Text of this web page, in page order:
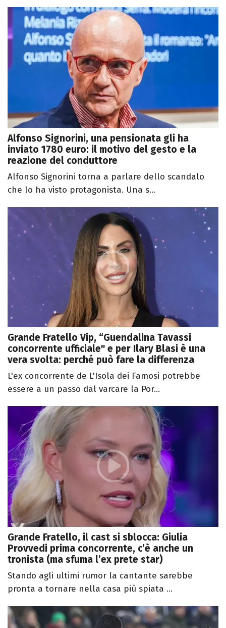
Alfonso Signorini, una pensionata gli ha
inviato 1780 euro: il motivo del gesto e la
reazione del conduttore
Alfonso Signorini torna a parlare dello scandalo
che lo ha visto protagonista. Una s...
Grande Fratello Vip, “Guendalina Tavassi
concorrente ufficiale" e per Ilary Blasi è una
vera svolta: perché può fare la differenza
L'ex concorrente de L'Isola dei Famosi potrebbe
essere a un passo dal varcare la Por...
Grande Fratello, il cast si sblocca: Giulia
Provvedi prima concorrente, c’è anche un
tronista (ma sfuma l’ex prete star)
Stando agli ultimi rumor la cantante sarebbe
pronta a tornare nella casa più spiata ...